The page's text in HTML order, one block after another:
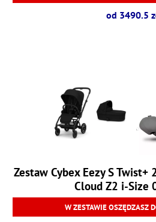
od 3490.5
Zestaw Cybex Eezy S Twist+
Cloud Z2 i-Size
W ZESTAWIE OSZĘDZASZ